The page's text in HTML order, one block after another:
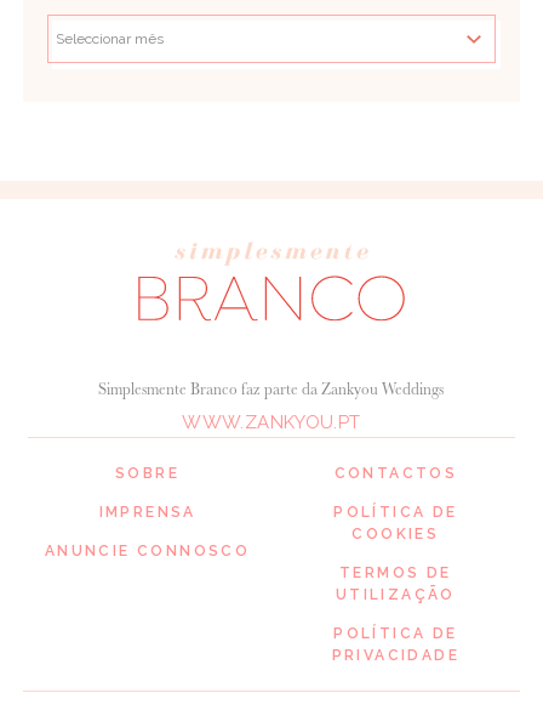
SOBRE
IMPRENSA
ANUNCIE CONNOSCO
Simplesmente Branco faz parte da Zankyou Weddings
WWW.ZANKYOU.PT
CONTACTOS
POLÍTICA DE
COOKIES
TERMOS DE
UTILIZAÇÃO
POLÍTICA DE
PRIVACIDADE